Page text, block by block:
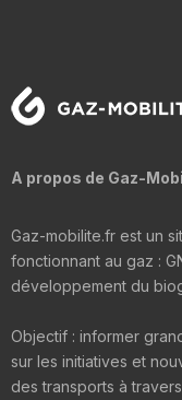
A propos de Gaz-
Gaz-mobilite.fr est un
fonctionnant au gaz :
développement du
Objectif : informer
sur les initiatives et
des transports à